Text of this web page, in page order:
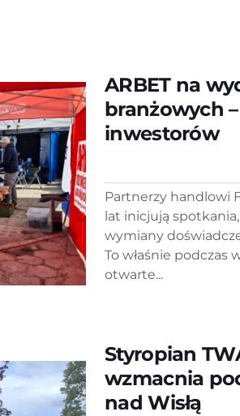
ARBET na
branżowych
inwestorów
Partnerzy handlowi
lat inicjują
wymiany
To właśnie podczas
otwarte...
Styropian
wzmacnia
nad Wisłą